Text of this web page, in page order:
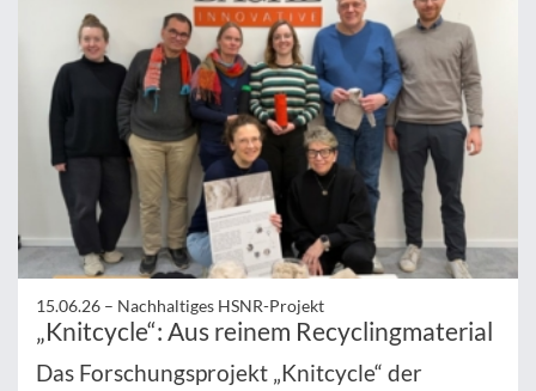
15.06.26 – Nachhaltiges HSNR-Projekt
„Knitcycle“: Aus reinem Recyclingmaterial
Das Forschungsprojekt „Knitcycle“ der